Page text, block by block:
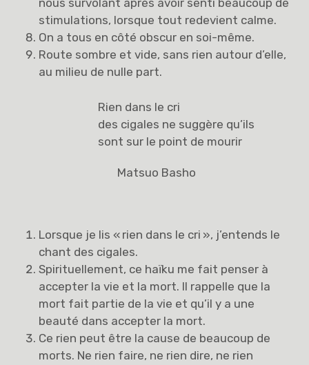
nous survolant après avoir senti beaucoup de
stimulations, lorsque tout redevient calme.
On a tous en côté obscur en soi-même.
Route sombre et vide, sans rien autour d’elle,
au milieu de nulle part.
Rien dans le cri
des cigales ne suggère qu’ils
sont sur le point de mourir
Matsuo Basho
Lorsque je lis « rien dans le cri », j’entends le
chant des cigales.
Spirituellement, ce haïku me fait penser à
accepter la vie et la mort. Il rappelle que la
mort fait partie de la vie et qu’il y a une
beauté dans accepter la mort.
Ce rien peut être la cause de beaucoup de
morts. Ne rien faire, ne rien dire, ne rien